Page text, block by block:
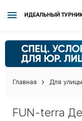
ИДЕАЛЬНЫЙ
Главная Для
FUN-terra